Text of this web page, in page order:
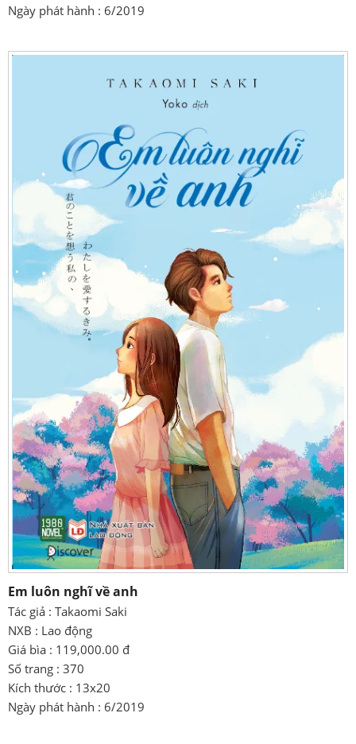
Ngày phát hành : 6/2019
Em luôn nghĩ về anh
Tác giả : Takaomi Saki
NXB : Lao động
Giá bìa : 119,000.00 đ
Số trang : 370
Kích thước : 13x20
Ngày phát hành : 6/2019